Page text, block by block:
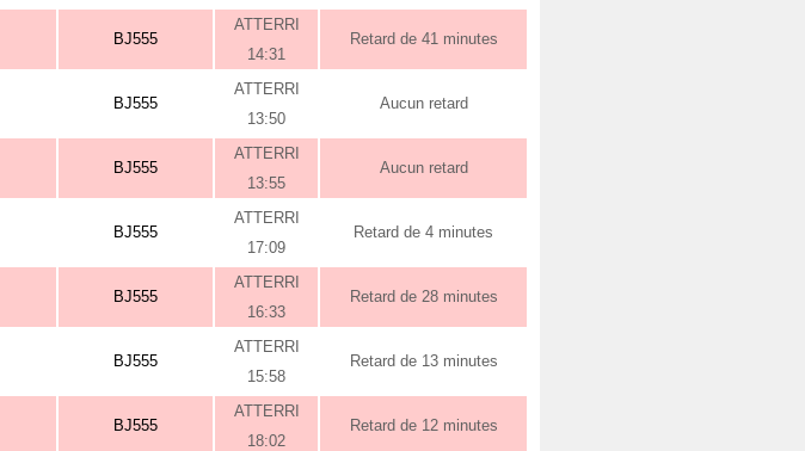
BJ555
ATTERRI
14:31
Retard de 41 minutes
BJ555
ATTERRI
13:50
Aucun retard
BJ555
ATTERRI
13:55
Aucun retard
BJ555
ATTERRI
17:09
Retard de 4 minutes
BJ555
ATTERRI
16:33
Retard de 28 minutes
BJ555
ATTERRI
15:58
Retard de 13 minutes
BJ555
ATTERRI
18:02
Retard de 12 minutes